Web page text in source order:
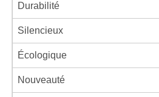
Durabilité
Silencieux
Écologique
Nouveauté